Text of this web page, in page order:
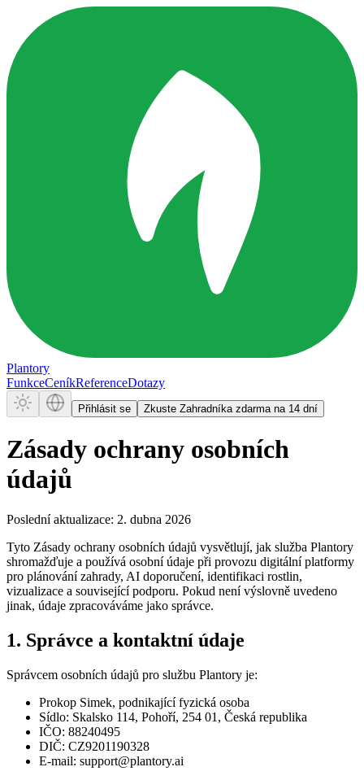
Plantory
FunkceCeníkReferenceDotazy
Přihlásit se Zkuste Zahradníka zdarma na 14 dní
Zásady ochrany osobních
údajů
Poslední aktualizace: 2. dubna 2026
Tyto Zásady ochrany osobních údajů vysvětlují, jak služba Plantory
shromažďuje a používá osobní údaje při provozu digitální platformy
pro plánování zahrady, AI doporučení, identifikaci rostlin,
vizualizace a související podporu. Pokud není výslovně uvedeno
jinak, údaje zpracováváme jako správce.
1. Správce a kontaktní údaje
Správcem osobních údajů pro službu Plantory je:
Prokop Simek, podnikající fyzická osoba
Sídlo: Skalsko 114, Pohoří, 254 01, Česká republika
IČO: 88240495
DIČ: CZ9201190328
E-mail: support@plantory.ai